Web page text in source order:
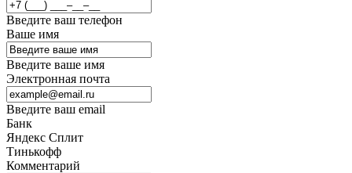
Введите ваш телефон
Ваше имя
Введите ваше имя
Электронная почта
Введите ваш email
Банк
Яндекс Сплит
Тинькофф
Комментарий